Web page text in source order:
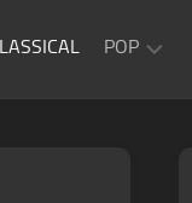
POP